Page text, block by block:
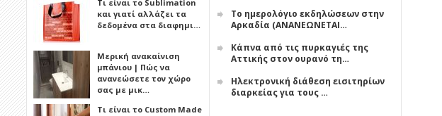
Τι είναι το Sublimation
και γιατί αλλάζει τα
δεδομένα στα διαφημι…
Μερική ανακαίνιση
μπάνιου | Πώς να
ανανεώσετε τον χώρο
σας με μικ…
Τι είναι το Custom Made
Το ημερολόγιο εκδηλώσεων στην
Αρκαδία (ΑΝΑΝΕΩΝΕΤΑΙ…
Κάπνα από τις πυρκαγιές της
Αττικής στον ουρανό τη…
Ηλεκτρονική διάθεση εισιτηρίων
διαρκείας για τους …